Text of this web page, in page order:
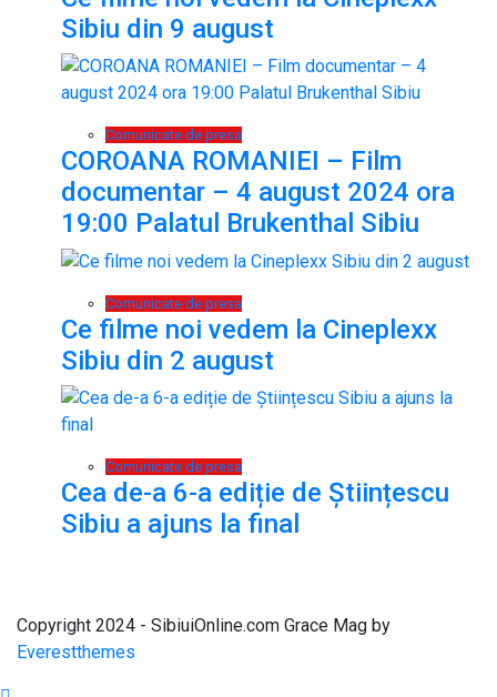
Sibiu din 9 august
Comunicate de presa
COROANA ROMANIEI – Film
documentar – 4 august 2024 ora
19:00 Palatul Brukenthal Sibiu
Comunicate de presa
Ce filme noi vedem la Cineplexx
Sibiu din 2 august
Comunicate de presa
Cea de-a 6-a ediție de Științescu
Sibiu a ajuns la final
Copyright 2024 - SibiuiOnline.com Grace Mag by
Everestthemes